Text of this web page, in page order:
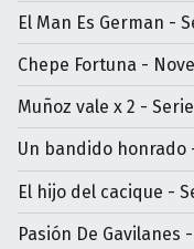
El Man Es German -
Chepe Fortuna -
Muñoz vale x 2 -
Un bandido honrado
El hijo del cacique -
Pasión De Gavilanes